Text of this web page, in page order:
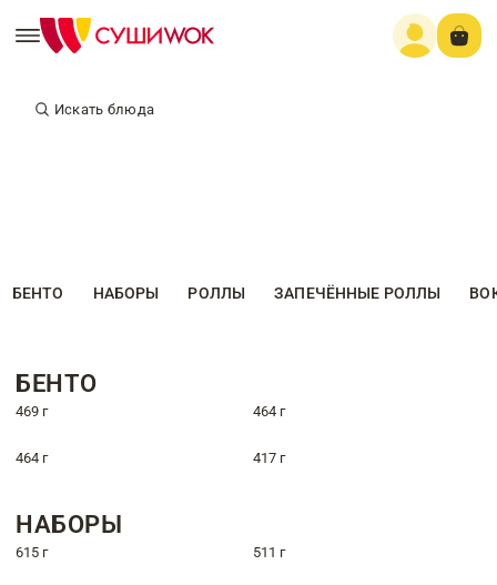
Искать блюда
БЕНТО НАБОРЫ РОЛЛЫ ЗАПЕЧЁННЫЕ РОЛЛЫ
БЕНТО
469 г 464 г
464 г 417 г
НАБОРЫ
615 г 511 г